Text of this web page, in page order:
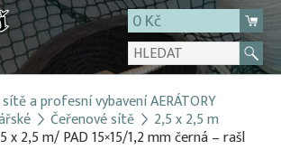
0 Kč
a profesní vybavení AERÁTORY
Čeřenové sítě 2,5 x 2,5 m
x 2,5 m/ PAD 15×15/1,2 mm černá – rašl